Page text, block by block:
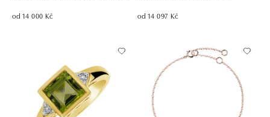
od 14 000 Kč od 14 097 Kč